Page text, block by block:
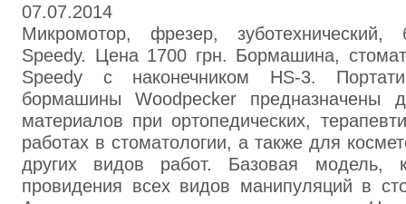
07.07.2014
Микромотор, фрезер, зуботехнический,
Speedy. Цена 1700 грн. Бормашина,
Speedy с наконечником HS-3.
бормашины Woodpecker предназначены
материалов при ортопедических,
работах в стоматологии, а также для
других видов работ. Базовая модель,
провидения всех видов манипуляций в